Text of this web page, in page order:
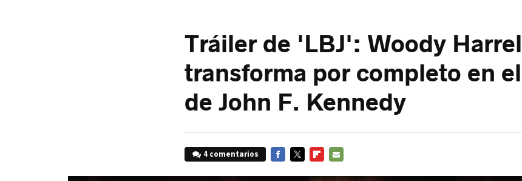
Tráiler de 'LBJ': Woody
transforma por completo en
de John F. Kennedy
4 comentarios